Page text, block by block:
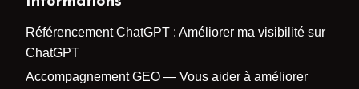
Référencement ChatGPT : Améliorer ma visibilité sur
ChatGPT
Accompagnement GEO — Vous aider à améliorer